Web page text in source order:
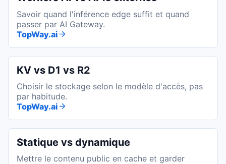
Savoir quand l'inférence edge suffit et quand
passer par AI Gateway.
TopWay.ai
KV vs D1 vs R2
Choisir le stockage selon le modèle d'accès, pas
par habitude.
TopWay.ai
Statique vs dynamique
Mettre le contenu public en cache et garder